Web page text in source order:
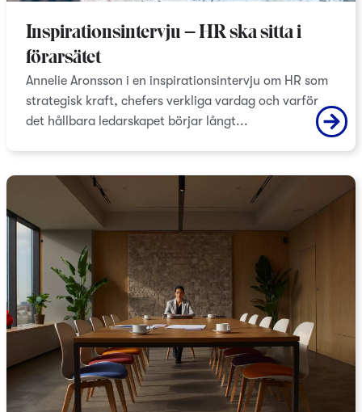
Inspirationsintervju – HR ska sitta i
förarsätet
Annelie Aronsson i en inspirationsintervju om HR som
strategisk kraft, chefers verkliga vardag och varför
det hållbara ledarskapet börjar långt...